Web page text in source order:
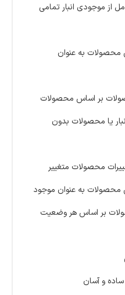
از موجودی انبار تمامی
محصولات به عنوان
بر اساس محصولات
یا محصولات بدون
محصولات متغییر
محصولات به عنوان موجود
بر اساس هر وضعیت
ساده و آسان